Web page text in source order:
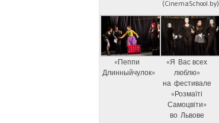
(CinemaSchool.by)
«Пеппи
Длинныйчулок»
«Я Вас всех
люблю»
на фестивале
«Розмаїті
Самоцвіти»
во Львове